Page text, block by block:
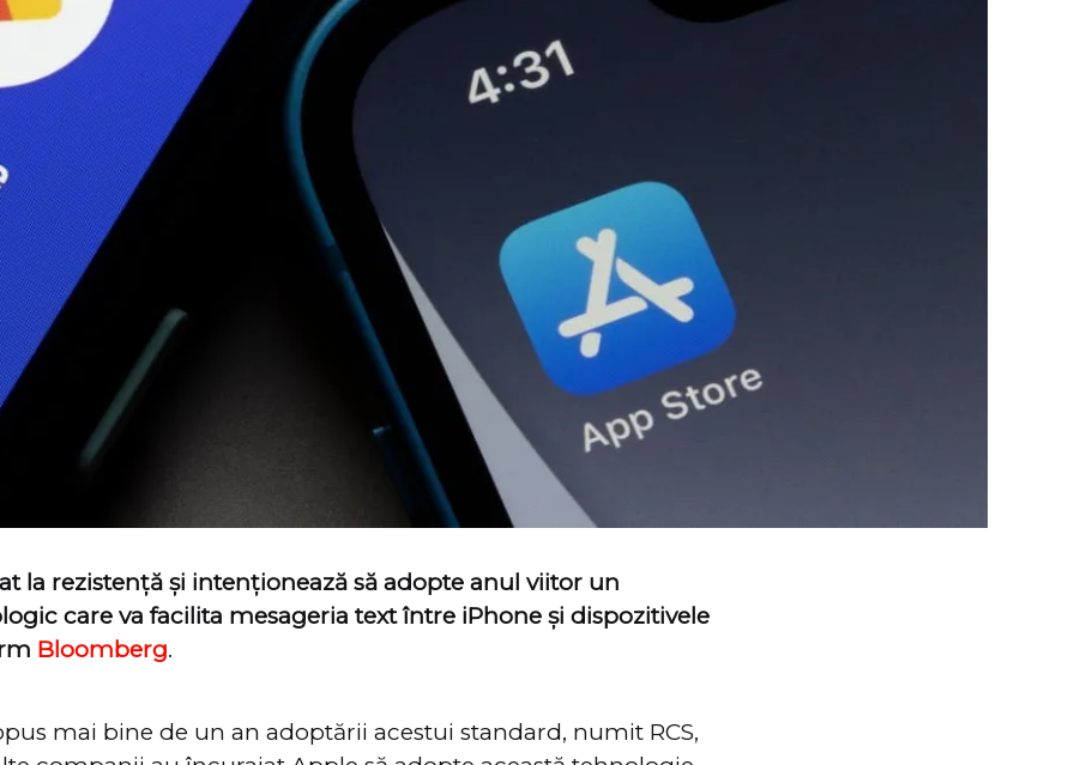
la rezistență și intenționează să adopte anul viitor un
care va facilita mesageria text între iPhone și dispozitivele
Bloomberg.
mai bine de un an adoptării acestui standard, numit RCS,